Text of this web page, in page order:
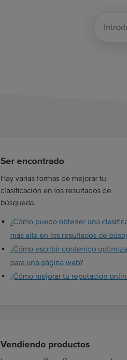
Ser encontrado
Hay varias formas de mejorar tu
clasificación en los resultados de
búsqueda.
¿Cómo puedo obtener una
más alta en los resultados de
¿Cómo escribir contenido
para una página web?
¿Cómo mejorar tu reputación
Vendiendo productos